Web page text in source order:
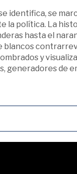
identifica, se
la política. La
hasta el
blancos
y
generadores de